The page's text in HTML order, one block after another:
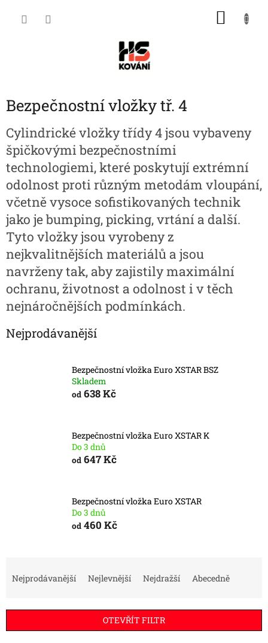
Bezpečnostní vložky tř. 4
Cylindrické vložky třídy 4 jsou vybaveny
špičkovými bezpečnostními
technologiemi, které poskytují extrémní
odolnost proti různým metodám vloupání,
včetně vysoce sofistikovaných technik
jako je bumping, picking, vrtání a další.
Tyto vložky jsou vyrobeny z
nejkvalitnějších materiálů a jsou
navrženy tak, aby zajistily maximální
ochranu, životnost a odolnost i v těch
nejnáročnějších podmínkách.
Nejprodávanější
Bezpečnostní vložka Euro XSTAR BSZ
Skladem
od 638 Kč
Bezpečnostní vložka Euro XSTAR K
Do 3 dnů
od 647 Kč
Bezpečnostní vložka Euro XSTAR
Do 3 dnů
od 460 Kč
í
Nejprodávanější Nejlevnější Nejdražší Abecedně
OTEVŘÍT FILTR